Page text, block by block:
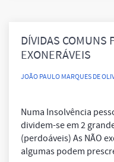
DÍVIDAS COMUNS
EXONERÁVEIS
JOÃO PAULO MARQUES DE
Numa Insolvência
dividem-se em 2
(perdoáveis) As NÃO
algumas podem